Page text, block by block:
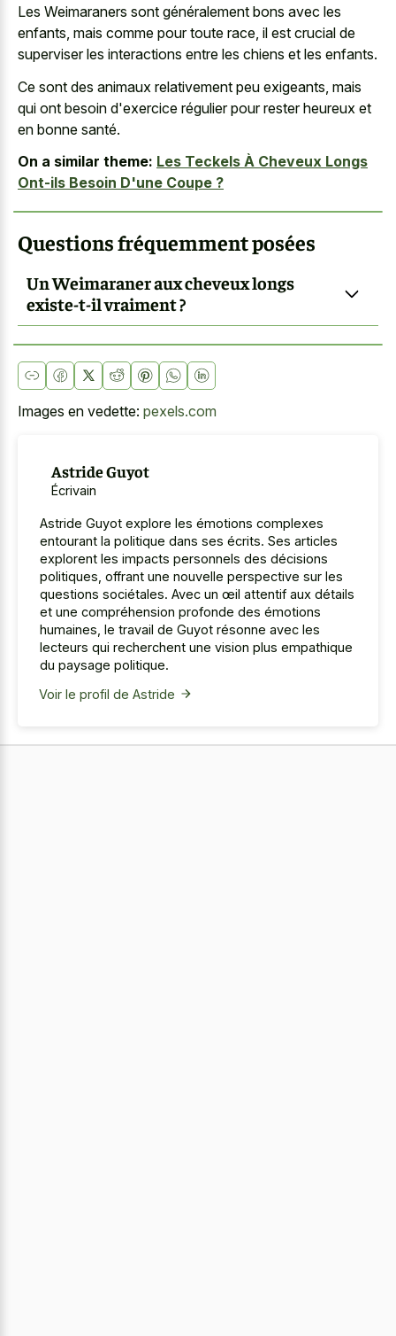
Les Weimaraners sont généralement bons avec les
enfants, mais comme pour toute race, il est crucial de
superviser les interactions entre les chiens et les enfants.
Ce sont des animaux relativement peu exigeants, mais
qui ont besoin d'exercice régulier pour rester heureux et
en bonne santé.
On a similar theme: Les Teckels À Cheveux Longs
Ont-ils Besoin D'une Coupe ?
Questions fréquemment posées
Un Weimaraner aux cheveux longs
existe-t-il vraiment ?
Images en vedette: pexels.com
Astride Guyot
Écrivain
Astride Guyot explore les émotions complexes
entourant la politique dans ses écrits. Ses articles
explorent les impacts personnels des décisions
politiques, offrant une nouvelle perspective sur les
questions sociétales. Avec un œil attentif aux détails
et une compréhension profonde des émotions
humaines, le travail de Guyot résonne avec les
lecteurs qui recherchent une vision plus empathique
du paysage politique.
Voir le profil de Astride